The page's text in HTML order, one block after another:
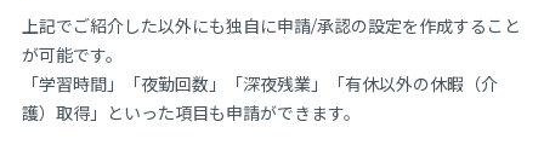
上記でご紹介した以外にも独自に申請/承認の設定を作成すること
が可能です。
「学習時間」「夜勤回数」「深夜残業」「有休以外の休暇（介
護）取得」といった項目も申請ができます。